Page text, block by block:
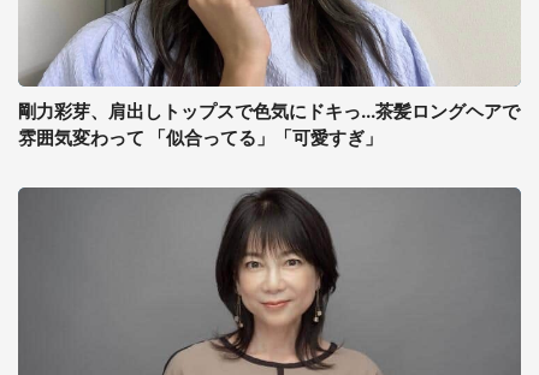
剛力彩芽、肩出しトップスで色気にドキっ...茶髪ロングヘアで
雰囲気変わって 「似合ってる」「可愛すぎ」